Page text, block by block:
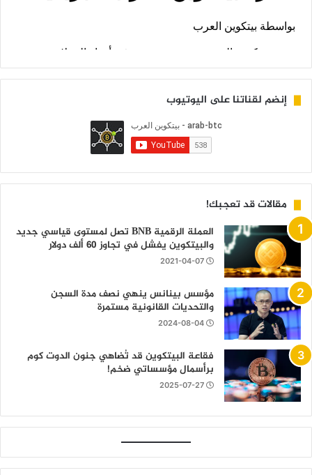
إنضم لقناتنا على اليوتيوب
مقالات قد تعجبك!
العملة الرقمية BNB تصل لمستوى قياسي جديد
والبيتكوين يفشل في تجاوز 60 ألف دولار
2021-04-07
مؤسس بينانس ينهي نصف مدة السجن
والتحديات القانونية مستمرة
2024-08-04
فقاعة البيتكوين قد تُضاهي جنون الدوت كوم
برأسمال مؤسساتي ضخم!
2025-07-27